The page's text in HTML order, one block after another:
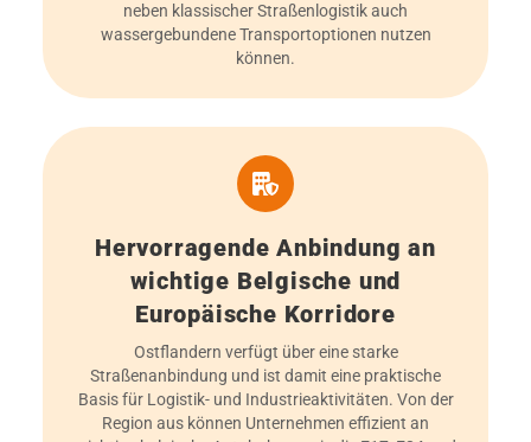
neben klassischer Straßenlogistik auch
wassergebundene Transportoptionen nutzen
können.
Hervorragende Anbindung an
wichtige Belgische und
Europäische Korridore
Ostflandern verfügt über eine starke
Straßenanbindung und ist damit eine praktische
Basis für Logistik- und Industrieaktivitäten. Von der
Region aus können Unternehmen effizient an